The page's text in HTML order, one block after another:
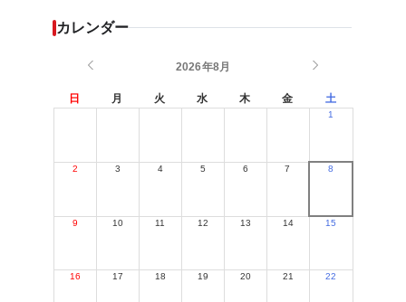
カレンダー
2026年8月
日 月 火 水 木 金 土
1
2 3 4 5 6 7 8
9 10 11 12 13 14 15
16 17 18 19 20 21 22